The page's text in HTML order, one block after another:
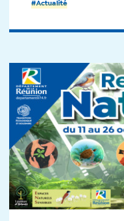
#Actualité